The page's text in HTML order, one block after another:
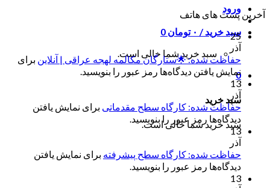
ورود
سبد خرید / ۰ تومان 0
سبد خرید شما خالی است.
0
سبد خرید
سبد خرید شما خالی است.
آخرین پست های هاتف
25
آذر
حفاظت شده: 🌟ستارگان مکالمه لهجه عراقی | آنلاین برای
نمایش یافتن دیدگاه‌ها رمز عبور را بنویسید.
13
آذر
حفاظت شده: کارگاه سطح مقدماتی برای نمایش یافتن
دیدگاه‌ها رمز عبور را بنویسید.
13
آذر
حفاظت شده: کارگاه سطح پیشرفته برای نمایش یافتن
دیدگاه‌ها رمز عبور را بنویسید.
13